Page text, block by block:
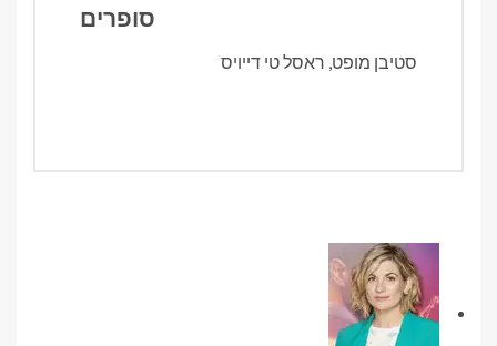
סופרים
סטיבן מופט, ראסל טי דייויס